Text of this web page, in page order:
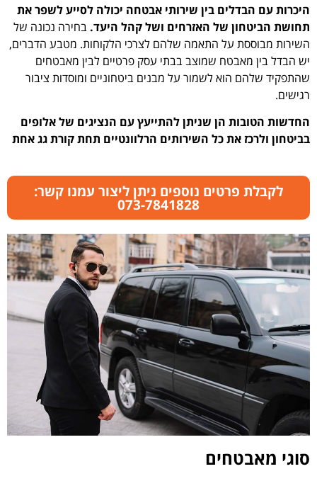
היכרות עם הבדלים בין שירותי אבטחה יכולה לסייע לשפר את
תחושת הביטחון של האזרחים ושל קהל היעד. בחירה נכונה של
השירות מבוססת על התאמה שלהם לצרכי הלקוחות. מטבע הדברים,
יש הבדל בין מאבטח שמוצב בבתי עסק פרטיים לבין מאבטחים
שהתפקיד שלהם הוא לשמור על מבנים ביטחוניים ומוסדות ציבור
רגישים.
החדשות הטובות הן שניתן להתייעץ עם הנציגים של אלופים
בביטחון ולרכז את כל השירותים הרלוונטיים תחת קורת גג אחת
לקבלת פרטים נוספים ניתן ליצור עמנו קשר:
073-7841828
סוגי מאבטחים